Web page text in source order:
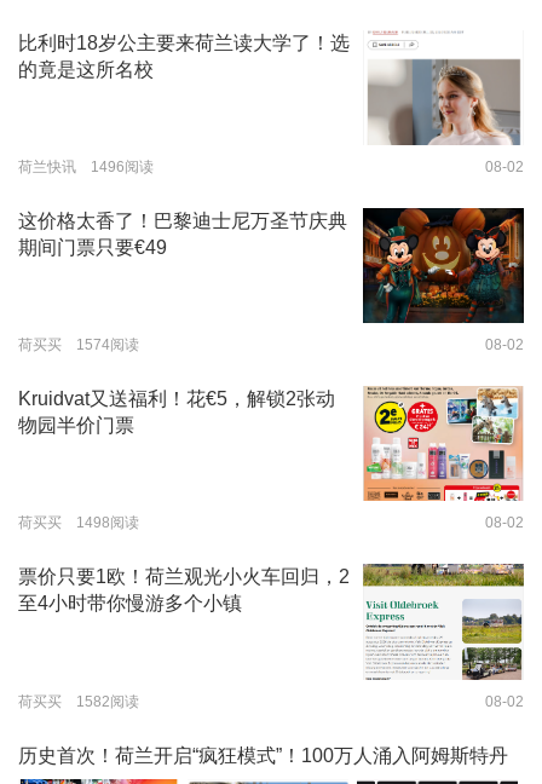
比利时18岁公主要来荷兰读大学了！选
的竟是这所名校
荷兰快讯 1496阅读 08-02
这价格太香了！巴黎迪士尼万圣节庆典
期间门票只要€49
荷买买 1574阅读 08-02
Kruidvat又送福利！花€5，解锁2张动
物园半价门票
荷买买 1498阅读 08-02
票价只要1欧！荷兰观光小火车回归，2
至4小时带你慢游多个小镇
荷买买 1582阅读 08-02
历史首次！荷兰开启“疯狂模式”！100万人涌入阿姆斯特丹